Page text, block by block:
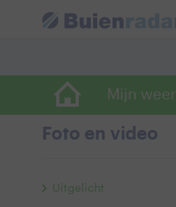
Mijn weer
Foto en video
Uitgelicht